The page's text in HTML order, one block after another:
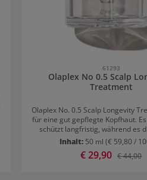
61293
Olaplex No 0.5 Scalp
Treatment
Olaplex No. 0.5 Scalp Longevity
für eine gut gepflegte Kopfhaut.
schützt langfristig, während es
kräftiges, gesundes Haar legt.
Formel zieht schnell ein, ohne
hinterlassen, und pflegt, ohne
Inhalt: 50 ml (€ 59,80 /
Verkaufspreis:
€ 29,90 € 44,00